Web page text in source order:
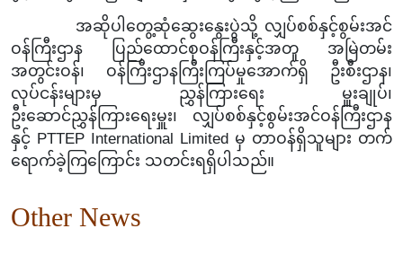
အဆိုပါတွေ့ဆုံဆွေးနွေးပွဲသို့ လျှပ်စစ်နှင့်စွမ်းအင်
ဝန်ကြီးဌာန ပြည်ထောင်စုဝန်ကြီးနှင့်အတူ အမြဲတမ်း
အတွင်းဝန်၊ ဝန်ကြီးဌာနကြီးကြပ်မှုအောက်ရှိ ဦးစီးဌာန၊
လုပ်ငန်းများမှ ညွှန်ကြားရေး မှူးချုပ်၊
ဦးဆောင်ညွှန်ကြားရေးမှူး၊ လျှပ်စစ်နှင့်စွမ်းအင်ဝန်ကြီးဌာန
နှင့် PTTEP International Limited မှ တာဝန်ရှိသူများ တက်
ရောက်ခဲ့ကြကြောင်း သတင်းရရှိပါသည်။
Other News